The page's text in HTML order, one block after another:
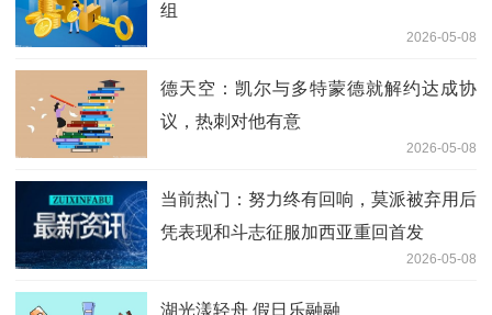
组
2026-05-08
德天空：凯尔与多特蒙德就解约达成协
议，热刺对他有意
2026-05-08
当前热门：努力终有回响，莫派被弃用后
凭表现和斗志征服加西亚重回首发
2026-05-08
湖光漾轻舟 假日乐融融